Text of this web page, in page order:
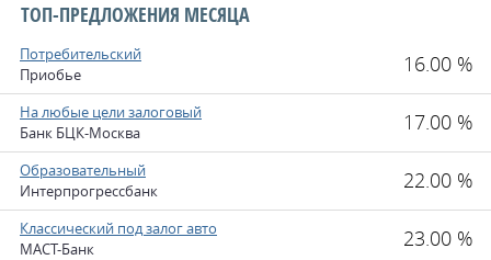
ТОП-ПРЕДЛОЖЕНИЯ МЕСЯЦА
Потребительский
Приобье
16.00 %
На любые цели залоговый
Банк БЦК-Москва
17.00 %
Образовательный
Интерпрогрессбанк
22.00 %
Классический под залог авто
МАСТ-Банк
23.00 %